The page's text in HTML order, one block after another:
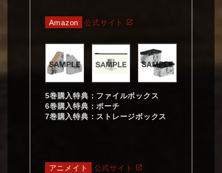
Amazon 公式サイト
5巻購入特典：ファイルボックス
6巻購入特典：ポーチ
7巻購入特典：ストレージボックス
アニメイト 公式サイト